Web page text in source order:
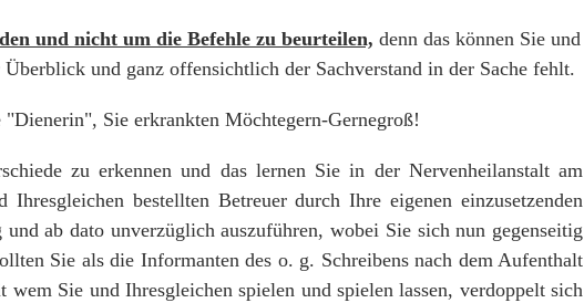
und nicht um die Befehle zu beurteilen, denn das können Sie und
und ganz offensichtlich der Sachverstand in der Sache fehlt.
Sie erkrankten Möchtegern-Gernegroß!
zu erkennen und das lernen Sie in der Nervenheilanstalt am
bestellten Betreuer durch Ihre eigenen einzusetzenden
ab dato unverzüglich auszuführen, wobei Sie sich nun gegenseitig
Sie als die Informanten des o. g. Schreibens nach dem Aufenthalt
Sie und Ihresgleichen spielen und spielen lassen, verdoppelt sich